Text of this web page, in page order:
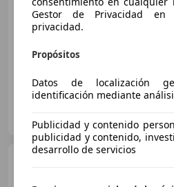
01/2022
Gestor de Privacidad en
privacidad.
Propósitos
Datos de localización
identificación mediante
Publicidad y contenido
publicidad y contenido,
desarrollo de servicios